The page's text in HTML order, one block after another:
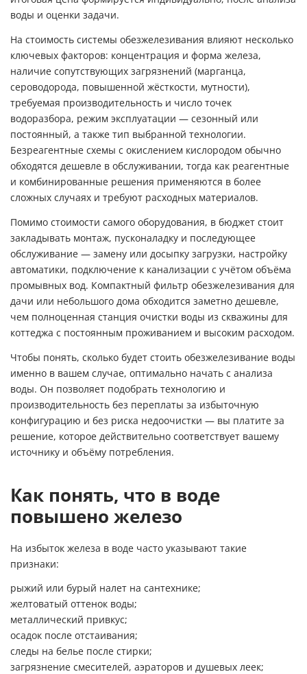
воды и оценки задачи.
На стоимость системы обезжелезивания влияют несколько
ключевых факторов: концентрация и форма железа,
наличие сопутствующих загрязнений (марганца,
сероводорода, повышенной жёсткости, мутности),
требуемая производительность и число точек
водоразбора, режим эксплуатации — сезонный или
постоянный, а также тип выбранной технологии.
Безреагентные схемы с окислением кислородом обычно
обходятся дешевле в обслуживании, тогда как реагентные
и комбинированные решения применяются в более
сложных случаях и требуют расходных материалов.
Помимо стоимости самого оборудования, в бюджет стоит
закладывать монтаж, пусконаладку и последующее
обслуживание — замену или досыпку загрузки, настройку
автоматики, подключение к канализации с учётом объёма
промывных вод. Компактный фильтр обезжелезивания для
дачи или небольшого дома обходится заметно дешевле,
чем полноценная станция очистки воды из скважины для
коттеджа с постоянным проживанием и высоким расходом.
Чтобы понять, сколько будет стоить обезжелезивание воды
именно в вашем случае, оптимально начать с анализа
воды. Он позволяет подобрать технологию и
производительность без переплаты за избыточную
конфигурацию и без риска недоочистки — вы платите за
решение, которое действительно соответствует вашему
источнику и объёму потребления.
Как понять, что в воде
повышено железо
На избыток железа в воде часто указывают такие
признаки:
рыжий или бурый налет на сантехнике;
желтоватый оттенок воды;
металлический привкус;
осадок после отстаивания;
следы на белье после стирки;
загрязнение смесителей, аэраторов и душевых леек;